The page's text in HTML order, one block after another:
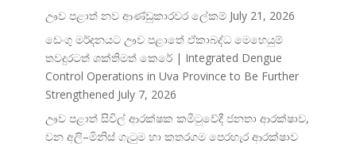
ඌව පළාත් නව ආණ්ඩුකාරවර ලේකම් July 21, 2026
ඩෙංගු මර්දනයට ඌව පළාතේ ඒකාබද්ධ මෙහෙයුම්
තවදුරටත් ශක්තිමත් කෙරේ | Integrated Dengue
Control Operations in Uva Province to Be Further
Strengthened July 7, 2026
ඌව පළාත් සිවිල් ආරක්ෂක කමිටුවේදී ජනතා ආරක්ෂාව,
වන අලි–මිනිස් ගැටුම හා කතරගම පෙරහැර ආරක්ෂාව